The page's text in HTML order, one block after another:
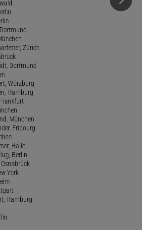
Zürich
Dortmund
Würzburg
Hamburg
München
Fribourg
Halle
Berlin
York
Hamburg